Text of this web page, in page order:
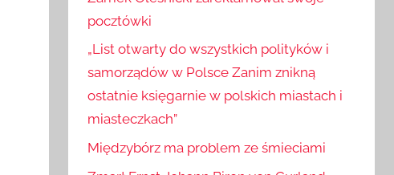
Zamek Oleśnicki zareklamował swoje
pocztówki
„List otwarty do wszystkich polityków i
samorządów w Polsce Zanim znikną
ostatnie księgarnie w polskich miastach i
Międzybórz ma problem ze śmieciami